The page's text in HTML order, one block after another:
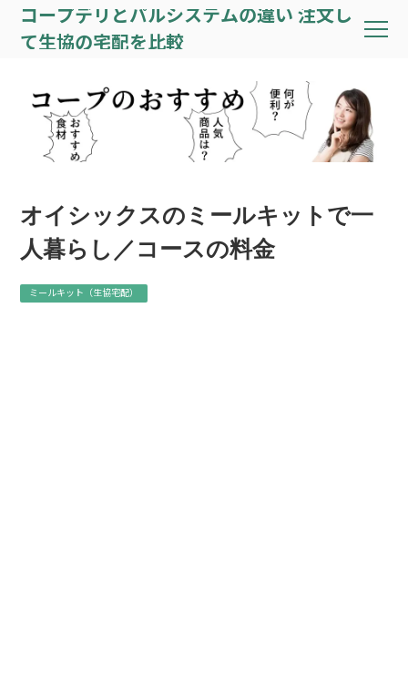
コープデリとパルシステムの違い 注文し
て生協の宅配を比較
オイシックスのミールキットで一
人暮らし／コースの料金
ミールキット（生協宅配）